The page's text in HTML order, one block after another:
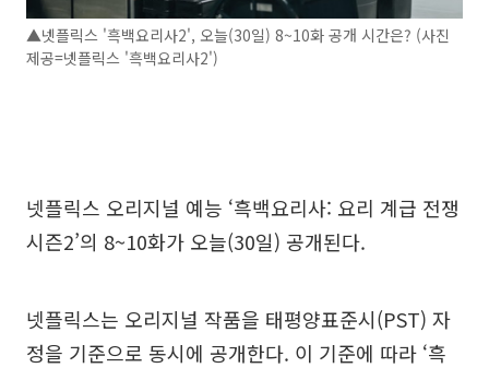
▲넷플릭스 '흑백요리사2', 오늘(30일) 8~10화 공개 시간은? (사진
제공=넷플릭스 '흑백요리사2')
넷플릭스 오리지널 예능 ‘흑백요리사: 요리 계급 전쟁
시즌2’의 8~10화가 오늘(30일) 공개된다.
넷플릭스는 오리지널 작품을 태평양표준시(PST) 자
정을 기준으로 동시에 공개한다. 이 기준에 따라 ‘흑